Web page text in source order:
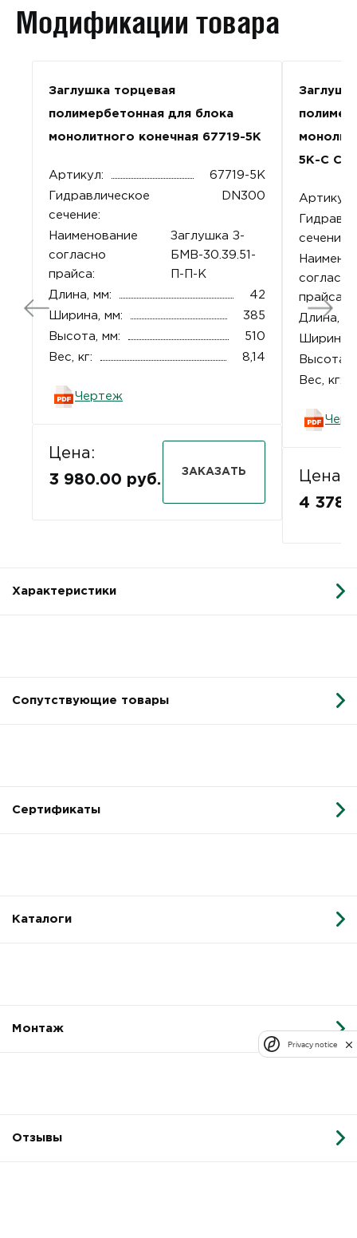
Модификации товара
Заглушка торцевая
полимербетонная для блока
монолитного конечная 67719-5К
Артикул:
67719-5К
Гидравлическое
сечение:
DN300
Наименование
согласно
прайса:
Заглушка З-
БМВ-30.39.51-
П-П-К
Длина, мм:
42
Ширина, мм:
385
Высота, мм:
510
Вес, кг:
8,14
Чертеж
Цена:
3 980.00 руб.
ЗАКАЗАТЬ
5К-С
Артикул:
сечение:
согласно
прайса:
Длина,
Ширина,
Высота,
Вес, кг:
Цена:
4
Характеристики
Сопутствующие товары
Сертификаты
Каталоги
Монтаж
Отзывы
Privacy notice